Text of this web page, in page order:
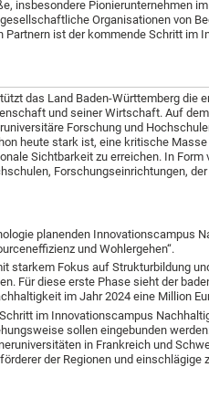
insbesondere Pionierunternehmen
Organisationen von
ist der kommende Schritt im
das Land Baden-Württemberg die
und seiner Wirtschaft. Auf
Forschung und
heute stark ist, eine kritische
Sichtbarkeit zu erreichen. In
Forschungseinrichtungen,
planenden Innovationscampus
und Wohlergehen“.
starkem Fokus auf Strukturbildung
Für diese erste Phase sieht der
im Jahr 2024 eine Million
im Innovationscampus
sollen eingebunden
in Frankreich und
der Regionen und